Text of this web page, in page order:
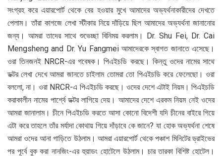
সংগ্রহ করে এয়ারপোর্ট থেকে বের হওয়ার মুখে আমাদের অভ্যর্থনাকারীদের দেখতে
পেলাম। তাঁরা কাগজে লেখা স্টীকার নিয়ে দাঁড়িয়ে ছিল আমাদের অভ্যর্থনা জানানোর
জন্য। আমরা তাদের সাথে শুভেচ্ছা বিনিময় করলাম। Dr. Shu Fei, Dr. Cai
Mengsheng and Dr. Yu Fangmei আমাদেরকে স্বাগত জানাতে এসেছে।
ওরা তিনজনই NRCR-এর গবেষক। পিএইচডি করছে। কিন্তু ওদের নামের সাথে
ডক্টর লেখা দেখে আমরা জানতে চাইলাম তোমরা তো পিএইচডি করে ফেলেছো। ওরা
বললো, না। ওরা NRCR-এ পিএইচডি করছে। ওদের দেশে এটাই নিয়ম। পিএইচডি
করাকালীন নামের পার্শ্বে ডক্টর লাগিয়ে দেয়। আমাদের দেশে এরকম নিয়ম নেই ওদের
আমরা জানালাম। চীনে পিএইচডি করতে আসা কোনো বিদেশী যদি চীনের বাইরে গিয়ে
এটা করে তাহলে তাঁর মর্যাদা কোথায় গিয়ে দাঁড়াবে কে জানে? যা হোক অভ্যর্থনা শেষে
আমরা ওদের আনা গাড়িতে উঠলাম। আমরা এয়ারপোর্ট থেকে পঞ্চাশ মিনিটের ড্রাইভের
পর পূর্বে বুক করা নানজিং-এর হুয়াডং হোটেলে উঠলাম। চার তারকা বিশিষ্ট হোটেল।